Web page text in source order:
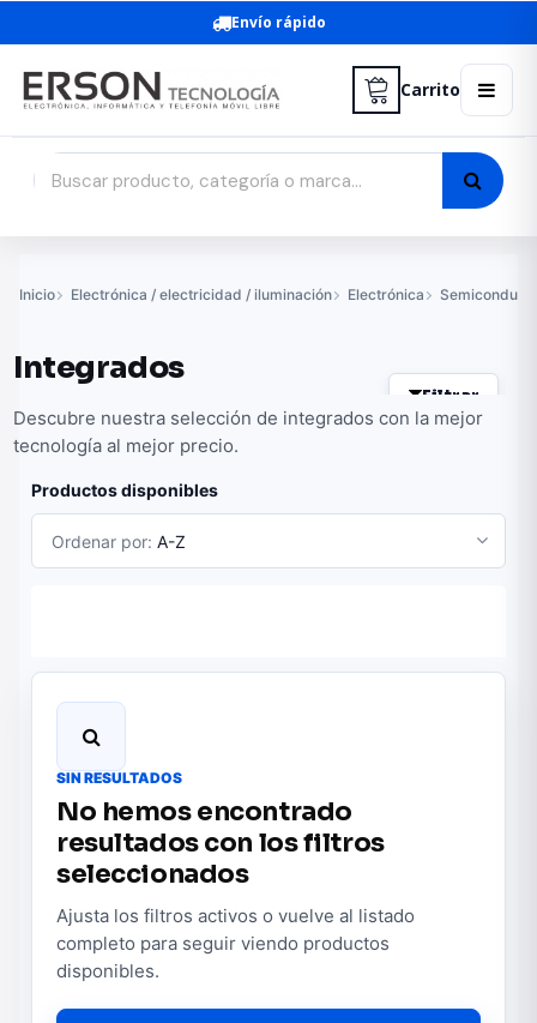
Envío rápido
Carrito
Inicio Electrónica / electricidad / iluminación Electrónica
Integrados
Filtrar
Descubre nuestra selección de integrados con la mejor
tecnología al mejor precio.
Productos disponibles
Ordenar por: A-Z
SIN RESULTADOS
No hemos encontrado
resultados con los filtros
seleccionados
Ajusta los filtros activos o vuelve al listado
completo para seguir viendo productos
disponibles.